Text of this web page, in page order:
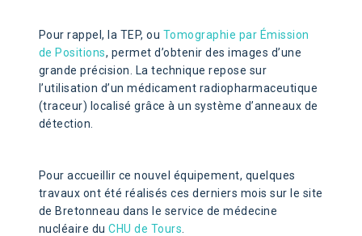
Pour rappel, la TEP, ou Tomographie par Émission
de Positions, permet d’obtenir des images d’une
grande précision. La technique repose sur
l’utilisation d’un médicament radiopharmaceutique
(traceur) localisé grâce à un système d’anneaux de
détection.
Pour accueillir ce nouvel équipement, quelques
travaux ont été réalisés ces derniers mois sur le site
de Bretonneau dans le service de médecine
nucléaire duCHU de Tours